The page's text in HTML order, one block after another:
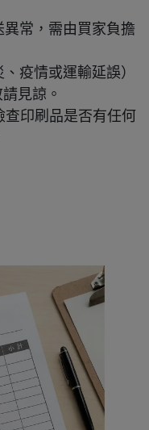
常，需由買家負擔
疫情或運輸延誤）
見諒。
印刷品是否有任何